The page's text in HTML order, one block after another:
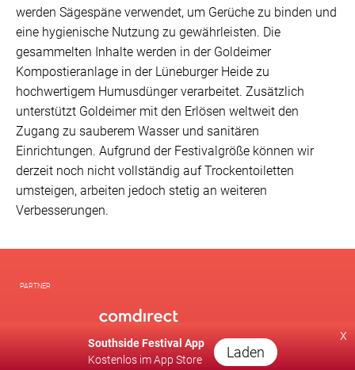
werden Sägespäne verwendet, um Gerüche zu binden und
eine hygienische Nutzung zu gewährleisten. Die
gesammelten Inhalte werden in der Goldeimer
Kompostieranlage in der Lüneburger Heide zu
hochwertigem Humusdünger verarbeitet. Zusätzlich
unterstützt Goldeimer mit den Erlösen weltweit den
Zugang zu sauberem Wasser und sanitären
Einrichtungen. Aufgrund der Festivalgröße können wir
derzeit noch nicht vollständig auf Trockentoiletten
umsteigen, arbeiten jedoch stetig an weiteren
Verbesserungen.
PARTNER
x
Southside Festival App
Kostenlos im App Store
Laden